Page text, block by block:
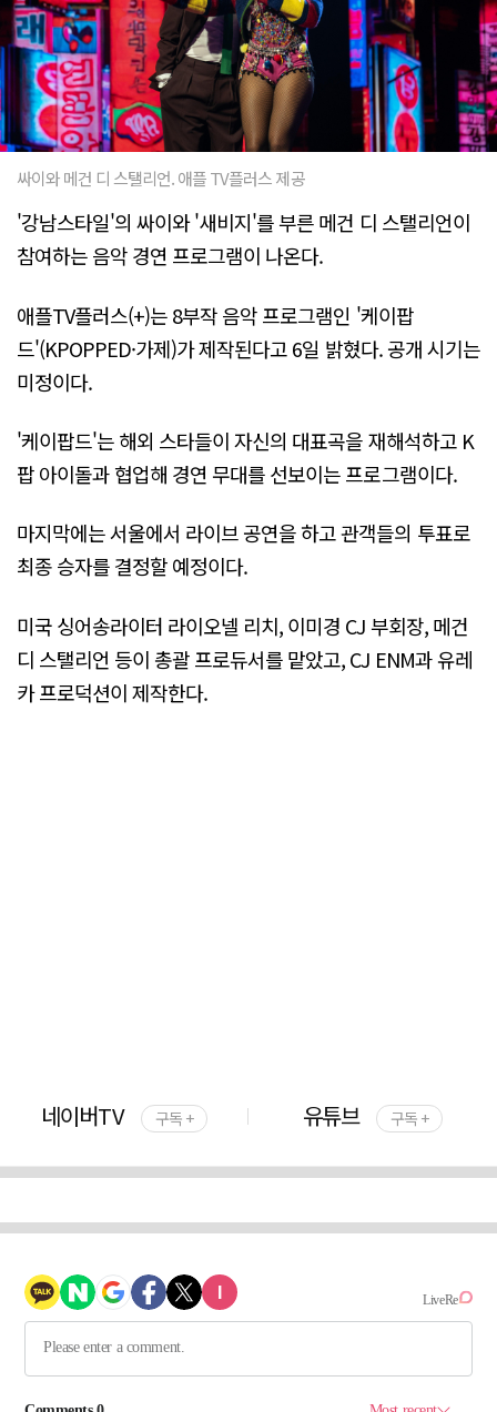
싸이와 메건 디 스탤리언. 애플 TV플러스 제공
'강남스타일'의 싸이와 '새비지'를 부른 메건 디 스탤리언이
참여하는 음악 경연 프로그램이 나온다.
애플TV플러스(+)는 8부작 음악 프로그램인 '케이팝
드'(KPOPPED·가제)가 제작된다고 6일 밝혔다. 공개 시기는
미정이다.
'케이팝드'는 해외 스타들이 자신의 대표곡을 재해석하고 K
팝 아이돌과 협업해 경연 무대를 선보이는 프로그램이다.
마지막에는 서울에서 라이브 공연을 하고 관객들의 투표로
최종 승자를 결정할 예정이다.
미국 싱어송라이터 라이오넬 리치, 이미경 CJ 부회장, 메건
디 스탤리언 등이 총괄 프로듀서를 맡았고, CJ ENM과 유레
카 프로덕션이 제작한다.
네이버TV 구독 + 유튜브 구독 +